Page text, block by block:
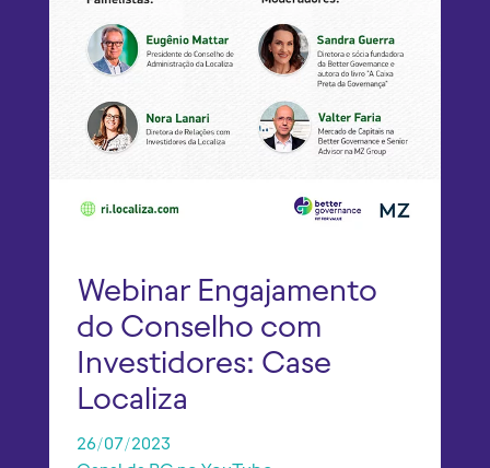
Webinar Engajamento
do Conselho com
Investidores: Case
Localiza
26/07/2023